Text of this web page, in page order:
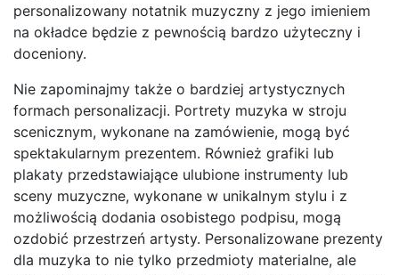
personalizowany notatnik muzyczny z jego imieniem
na okładce będzie z pewnością bardzo użyteczny i
doceniony.
Nie zapominajmy także o bardziej artystycznych
formach personalizacji. Portrety muzyka w stroju
scenicznym, wykonane na zamówienie, mogą być
spektakularnym prezentem. Również grafiki lub
plakaty przedstawiające ulubione instrumenty lub
sceny muzyczne, wykonane w unikalnym stylu i z
możliwością dodania osobistego podpisu, mogą
ozdobić przestrzeń artysty. Personalizowane prezenty
dla muzyka to nie tylko przedmioty materialne, ale